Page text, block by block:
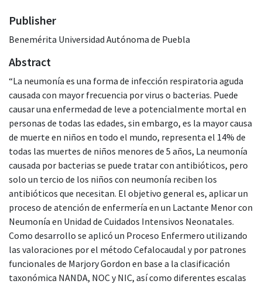
Publisher
Benemérita Universidad Autónoma de Puebla
Abstract
“La neumonía es una forma de infección respiratoria aguda
causada con mayor frecuencia por virus o bacterias. Puede
causar una enfermedad de leve a potencialmente mortal en
personas de todas las edades, sin embargo, es la mayor causa
de muerte en niños en todo el mundo, representa el 14% de
todas las muertes de niños menores de 5 años, La neumonía
causada por bacterias se puede tratar con antibióticos, pero
solo un tercio de los niños con neumonía reciben los
antibióticos que necesitan. El objetivo general es, aplicar un
proceso de atención de enfermería en un Lactante Menor con
Neumonía en Unidad de Cuidados Intensivos Neonatales.
Como desarrollo se aplicó un Proceso Enfermero utilizando
las valoraciones por el método Cefalocaudal y por patrones
funcionales de Marjory Gordon en base a la clasificación
taxonómica NANDA, NOC y NIC, así como diferentes escalas